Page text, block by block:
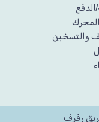
الدفع
والتسخين